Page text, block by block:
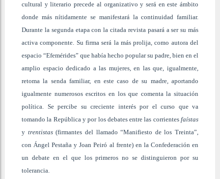
cultural y literario precede al organizativo y será en este ámbito
donde más nítidamente se manifestará la continuidad familiar.
Durante la segunda etapa con la citada revista pasará a ser su más
activa componente. Su firma será la más prolija, como autora del
espacio “Efemérides” que había hecho popular su padre, bien en el
amplio espacio dedicado a las mujeres, en las que, igualmente,
retoma la senda familiar, en este caso de su madre, aportando
igualmente numerosos escritos en los que comenta la situación
política. Se percibe su creciente interés por el curso que va
tomando la República y por los debates entre las corrientes faístas
y trentistas(firmantes del llamado “Manifiesto de los Treinta”,
con Ángel Pestaña y Joan Peiró al frente) en la Confederación en
un debate en el que los primeros no se distinguieron por su
tolerancia.